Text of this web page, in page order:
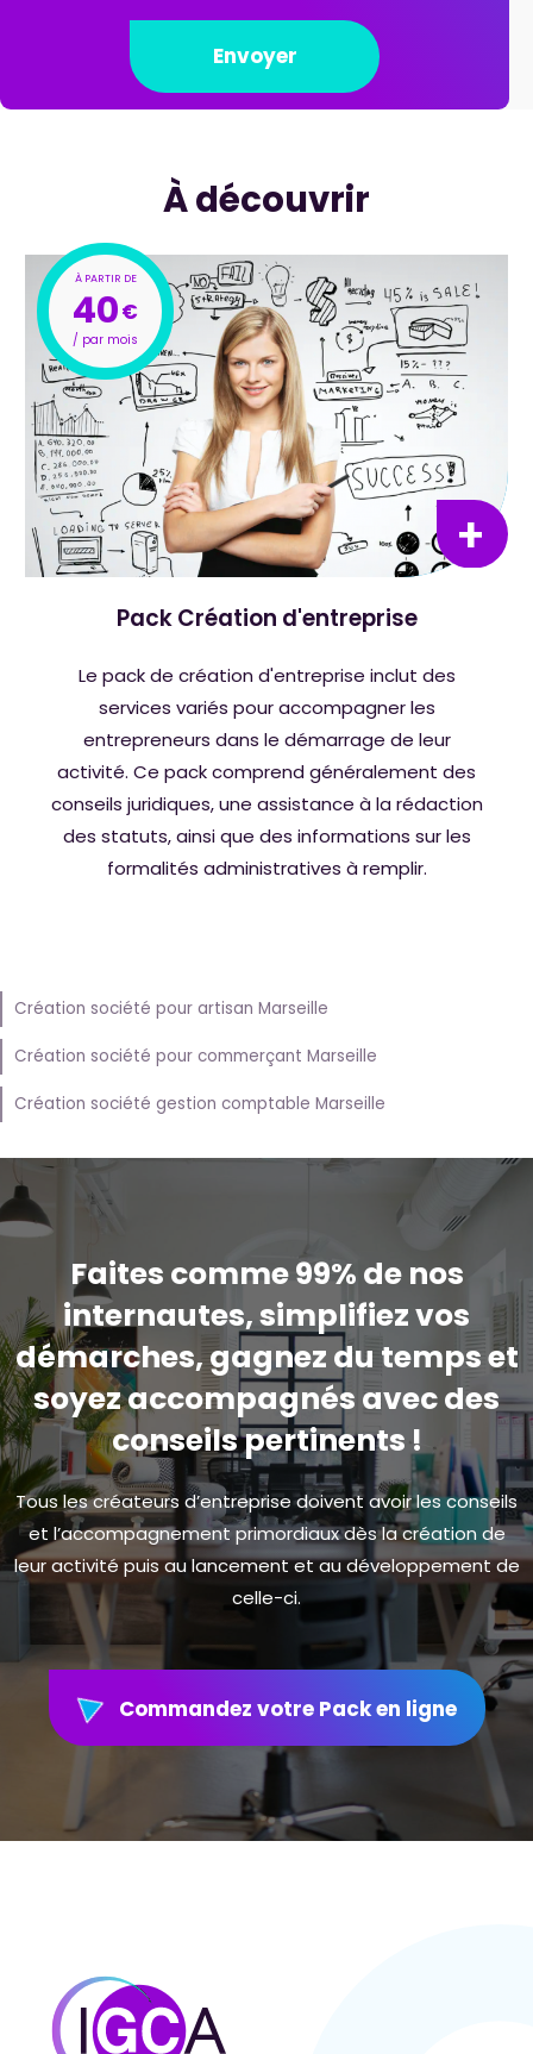
À découvrir
40€
Pack Création d'entreprise
Le pack de création d'entreprise inclut des
services variés pour accompagner les
entrepreneurs dans le démarrage de leur
activité. Ce pack comprend généralement des
conseils juridiques, une assistance à la rédaction
des statuts, ainsi que des informations sur les
formalités administratives à remplir.
Création société pour artisan Marseille
Création société pour commerçant Marseille
Création société gestion comptable Marseille
Faites comme 99% de nos
internautes, simplifiez vos
démarches, gagnez du temps et
soyez accompagnés avec des
conseils pertinents !
Tous les créateurs d’entreprise doivent avoir les conseils
et l’accompagnement primordiaux dès la création de
leur activité puis au lancement et au développement de
celle-ci.
Commandez votre Pack en ligne